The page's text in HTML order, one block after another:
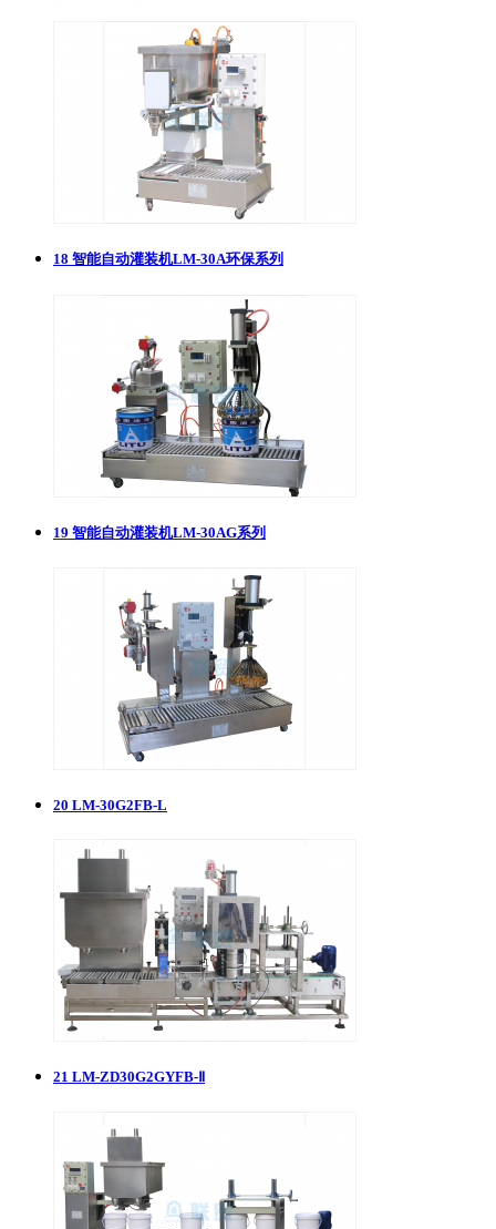
18 智能自动灌装机LM-30A环保系列
19 智能自动灌装机LM-30AG系列
20 LM-30G2FB-L
21 LM-ZD30G2GYFB-Ⅱ